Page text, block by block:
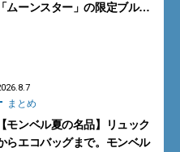
「ムーンスター」の限定ブルー
まとめ
【モンベル夏の名品】リュック
らエコバッグまで。モンベル